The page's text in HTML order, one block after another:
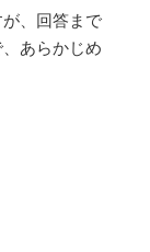
、回答まで
あらかじめ